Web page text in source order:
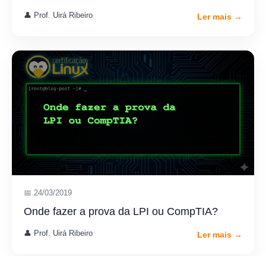
👤 Prof. Uirá Ribeiro Ler mais →
📅 24/03/2019
Onde fazer a prova da LPI ou CompTIA?
👤 Prof. Uirá Ribeiro Ler mais →